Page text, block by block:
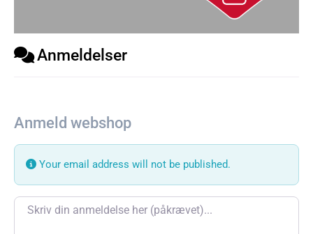
Anmeldelser
Anmeld webshop
Your email address will not be published.
Review text